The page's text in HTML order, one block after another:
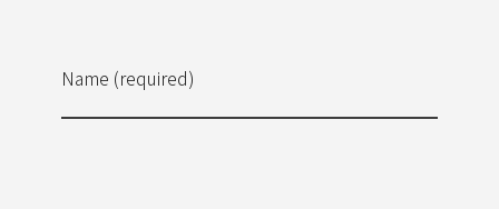
Name (required)